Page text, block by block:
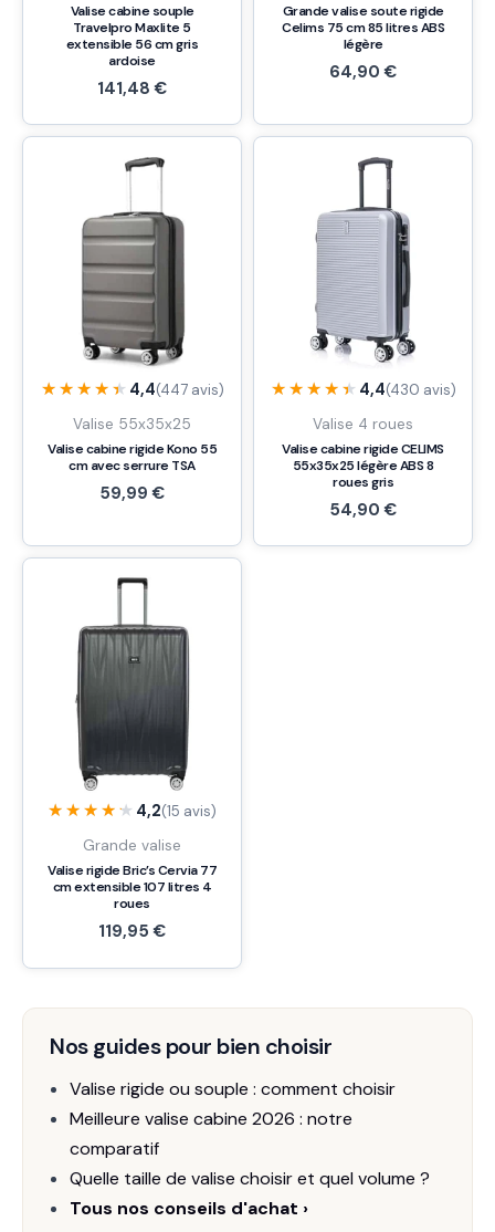
Valise cabine souple
Travelpro Maxlite 5
extensible 56 cm gris
ardoise
141,48€
Grande valise soute rigide
Celims 75 cm 85 litres ABS
légère
64,90€
★★★★★
★★★★★ 4,4(447 avis)
Valise 55x35x25
Valise cabine rigide Kono 55
cm avec serrure TSA
59,99€
★★★★★
★★★★★ 4,4(430 avis)
Valise 4 roues
Valise cabine rigide CELIMS
55x35x25 légère ABS 8
roues gris
54,90€
★★★★★
★★★★★ 4,2(15 avis)
Grande valise
Valise rigide Bric’s Cervia 77
cm extensible 107 litres 4
roues
119,95€
Nos guides pour bien choisir
Valise rigide ou souple : comment choisir
Meilleure valise cabine 2026 : notre
comparatif
Quelle taille de valise choisir et quel volume ?
Tous nos conseils d'achat ›